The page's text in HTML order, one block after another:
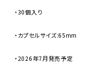
・30個入り
・カプセルサイズ:65mm
・2026年7月発売予定